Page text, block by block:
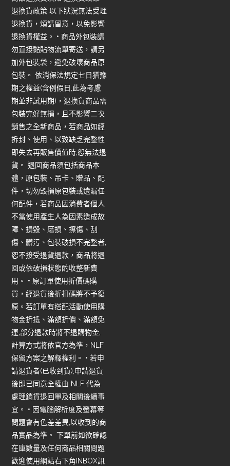
退換貨政策 以下狀況無法受理
退換貨，煩請留意，以免影響
退換貨權益。 • 商品外包裝請
勿直接黏貼物流單寄送，請另
加外包裝袋，避免破壞商品原
包裝。 依消保法規定七日猶豫
期之權益(含例假日,此為考慮
期並非試用期)，退換貨商品需
包裝完好無損，且不影響二次
銷售之全新商品，若商品如經
拆封、使用、以致缺乏完整性
即失去再販售價值時,恕無法退
貨。 退回商品須包括商品本
體，原包裝、吊卡、贈品、配
件，切勿毀損原包裝或遺漏任
何配件，若商品因消費者個人
不當使用產生人為因素造成故
障、損毀、磨損、擦傷、刮
傷、髒污、包裝破損不完整者,
恕不接受退貨退款，商品將退
回或依破損狀態酌收整新費
用。 • 原訂單使用折價碼購
買，經退貨後折扣碼將不予復
原。若訂單有搭配活動使用購
物金折抵、滿額折價、滿額免
運,部分退款時將不退購物金,
計算方式將依官方為準，NLF
保留方案之解釋權利。 • 若申
請退貨者(已收到貨),申請退貨
後即已同意全權由 NLF 代為
處理銷貨退回單及相關後續事
宜。 • 因電腦解析度及螢幕等
問題會有色差差異,以收到的商
品實品為準。 下單前如欲確認
在庫數量及任何商品相關問題
歡迎使用網站右下角INBOX訊